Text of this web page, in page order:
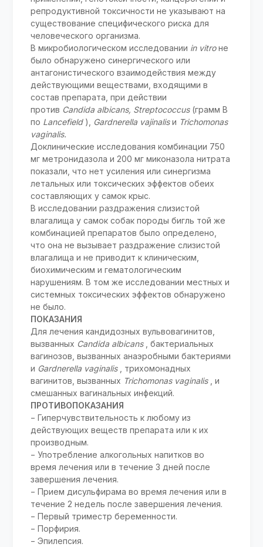
репродуктивной токсичности не указывают на
существование специфического риска для
человеческого организма.
В микробиологическом исследовании in vitroне
было обнаружено синергического или
антагонистического взаимодействия между
действующими веществами, входящими в
состав препарата, при действии
против Candida albicans, Streptococcus(грамм B
по Lancefield), Gardnerella vajinalisи Trichomonas
vaginalis.
Доклинические исследования комбинации 750
мг метронидазола и 200 мг миконазола нитрата
показали, что нет усиления или синергизма
летальных или токсических эффектов обеих
составляющих у самок крыс.
В исследовании раздражения слизистой
влагалища у самок собак породы бигль той же
комбинацией препаратов было определено,
что она не вызывает раздражение слизистой
влагалища и не приводит к клиническим,
биохимическим и гематологическим
нарушениям. В том же исследовании местных и
системных токсических эффектов обнаружено
не было.
ПОКАЗАНИЯ
Для лечения кандидозных вульвовагинитов,
вызванных Candida albicans, бактериальных
вагинозов, вызванных анаэробными бактериями
и Gardnerella vaginalis, трихомонадных
вагинитов, вызванных Trichomonas vaginalis, и
смешанных вагинальных инфекций.
ПРОТИВОПОКАЗАНИЯ
− Гиперчувствительность к любому из
действующих веществ препарата или к их
производным.
− Употребление алкогольных напитков во
время лечения или в течение 3 дней после
завершения лечения.
− Прием дисульфирама во время лечения или в
течение 2 недель после завершения лечения.
− Первый триместр беременности.
− Порфирия.
− Эпилепсия.